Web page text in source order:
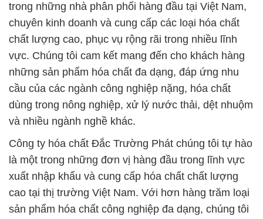
trong những nhà phân phối hàng đầu tại Việt Nam,
chuyên kinh doanh và cung cấp các loại hóa chất
chất lượng cao, phục vụ rộng rãi trong nhiều lĩnh
vực. Chúng tôi cam kết mang đến cho khách hàng
những sản phẩm hóa chất đa dạng, đáp ứng nhu
cầu của các ngành công nghiệp nặng, hóa chất
dùng trong nông nghiệp, xử lý nước thải, dệt nhuộm
và nhiều ngành nghề khác.
Công ty hóa chất Đắc Trường Phát chúng tôi tự hào
là một trong những đơn vị hàng đầu trong lĩnh vực
xuất nhập khẩu và cung cấp hóa chất chất lượng
cao tại thị trường Việt Nam. Với hơn hàng trăm loại
sản phẩm hóa chất công nghiệp đa dạng, chúng tôi